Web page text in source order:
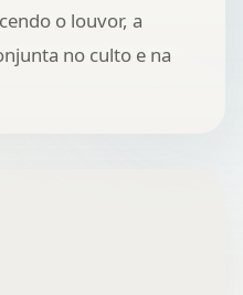
o louvor, a
no culto e na